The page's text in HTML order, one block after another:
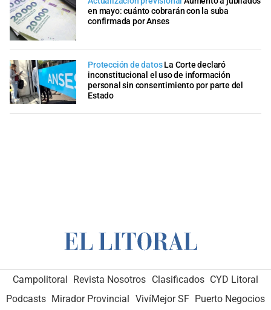
en mayo: cuánto cobrarán con la suba
confirmada por Anses
Protección de datos La Corte declaró
inconstitucional el uso de información
personal sin consentimiento por parte del
Estado
Campolitoral Revista Nosotros Clasificados CYD Litoral
Podcasts Mirador Provincial VivíMejor SF Puerto Negocios